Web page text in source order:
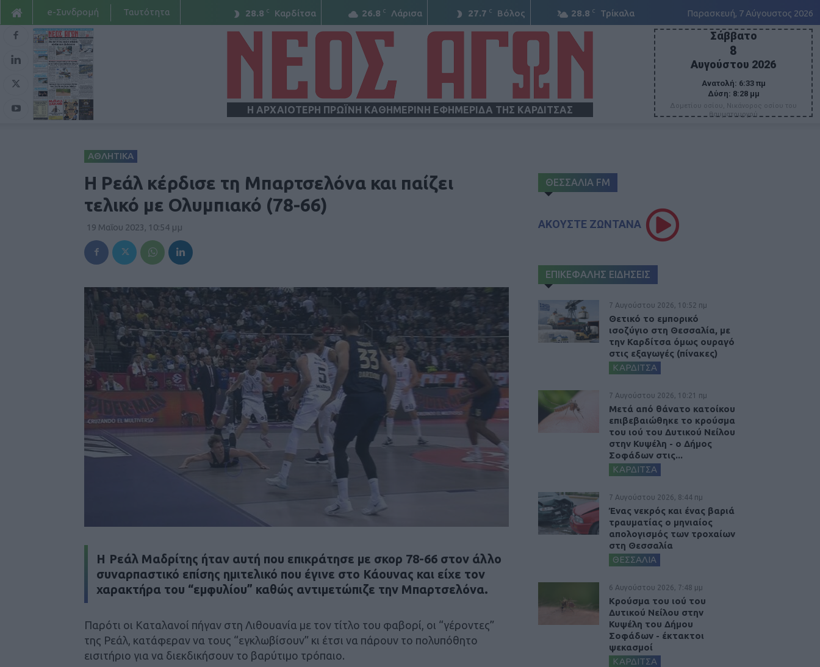
28.8 C Καρδίτσα 26.8 C Λάρισα 27.7 C Βόλος 28.8 C Τρίκαλα Παρασκευή, 7 Αύγουστος 2026
e-Συνδρομή Ταυτότητα
Η ΑΡΧΑΙΟΤΕΡΗ ΠΡΩΪΝΗ ΚΑΘΗΜΕΡΙΝΗ ΕΦΗΜΕΡΙΔΑ ΤΗΣ ΚΑΡΔΙΤΣΑΣ
Σάββατο
8
Αυγούστου 2026
Ανατολή: 6:33 πμ
Δύση: 8:28 μμ
Δομετίου οσίου, Νικάνορος οσίου του
θαυματουργού
ΑΘΛΗΤΙΚΑ
Η Ρεάλ κέρδισε τη Μπαρτσελόνα και παίζει
τελικό με Ολυμπιακό (78-66)
19 Μαΐου 2023, 10:54 μμ
Η Ρεάλ Μαδρίτης ήταν αυτή που επικράτησε με σκορ 78-66 στον άλλο
συναρπαστικό επίσης ημιτελικό που έγινε στο Κάουνας και είχε τον
χαρακτήρα του “εμφυλίου” καθώς αντιμετώπιζε την Μπαρτσελόνα.
Παρότι οι Καταλανοί πήγαν στη Λιθουανία με τον τίτλο του φαβορί, οι “γέροντες”
της Ρεάλ, κατάφεραν να τους “εγκλωβίσουν” κι έτσι να πάρουν το πολυπόθητο
εισιτήριο για να διεκδικήσουν το βαρύτιμο τρόπαιο.
ΘΕΣΣΑΛΙΑ FM
ΑΚΟΥΣΤΕ ΖΩΝΤΑΝΑ
ΕΠΙΚΕΦΑΛΗΣ ΕΙΔΗΣΕΙΣ
7 Αυγούστου 2026, 10:52 πμ
Θετικό το εμπορικό
ισοζύγιο στη Θεσσαλία, με
την Καρδίτσα όμως ουραγό
στις εξαγωγές (πίνακες)
ΚΑΡΔΙΤΣΑ
7 Αυγούστου 2026, 10:21 πμ
Μετά από θάνατο κατοίκου
επιβεβαιώθηκε το κρούσμα
του ιού του Δυτικού Νείλου
στην Κυψέλη - ο Δήμος
Σοφάδων στις...
ΚΑΡΔΙΤΣΑ
7 Αυγούστου 2026, 8:44 πμ
Ένας νεκρός και ένας βαριά
τραυματίας ο μηνιαίος
απολογισμός των τροχαίων
στη Θεσσαλία
ΘΕΣΣΑΛΙΑ
6 Αυγούστου 2026, 7:48 μμ
Κρούσμα του ιού του
Δυτικού Νείλου στην
Κυψέλη του Δήμου
Σοφάδων - έκτακτοι
ψεκασμοί
ΚΑΡΔΙΤΣΑ